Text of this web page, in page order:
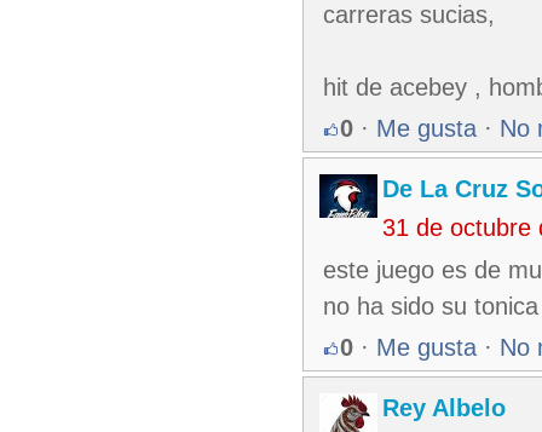
carreras sucias,
hit de acebey ,
0 · Me gusta · No
De La Cruz
31 de octubre
este juego es de
no ha sido su tonica
0 · Me gusta · No
Rey Albelo